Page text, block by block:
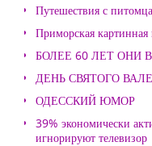
Путешествия с
Приморская
БОЛЕЕ 60 ЛЕТ ОНИ
ДЕНЬ СВЯТОГО
ОДЕССКИЙ ЮМОР
39% экономически
игнорируют телевизор